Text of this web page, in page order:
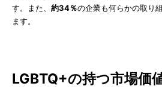
す。また、 約34％の企業も何らかの取り
ます。
LGBTQ+の持つ市場価